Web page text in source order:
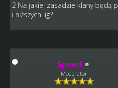
2 Na jakiej zasadzie klany będą
i niższych lig?
Speed
Moderator